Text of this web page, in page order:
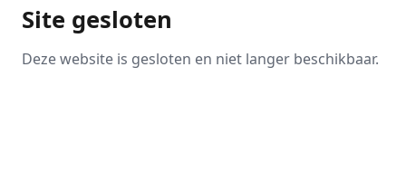
Site gesloten
Deze website is gesloten en niet langer beschikbaar.